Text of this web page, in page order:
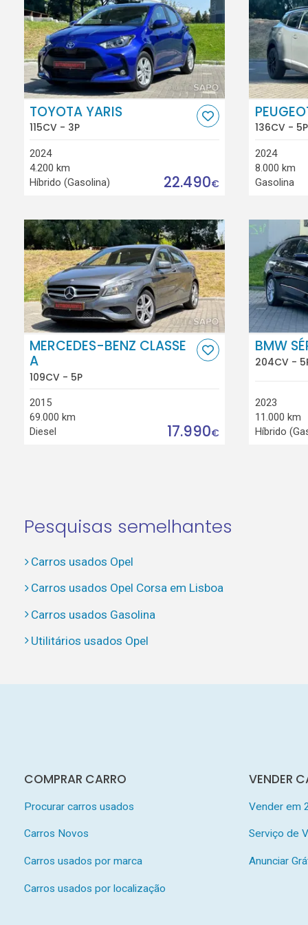
TOYOTA YARIS
115CV - 3P
2024
4.200 km
Híbrido (Gasolina)
22.490€
136CV - 5P
2024
8.000 km
Gasolina
MERCEDES-BENZ CLASSE
A
109CV - 5P
2015
69.000 km
Diesel
17.990€
BMW
204CV -
2023
11.000 km
Híbrido
Pesquisas semelhantes
Carros usados Opel
Carros usados Opel Corsa em Lisboa
Carros usados Gasolina
Utilitários usados Opel
COMPRAR CARRO
Procurar carros usados
Carros Novos
Carros usados por marca
Carros usados por localização
VENDER
Vender em
Serviço de
Anunciar